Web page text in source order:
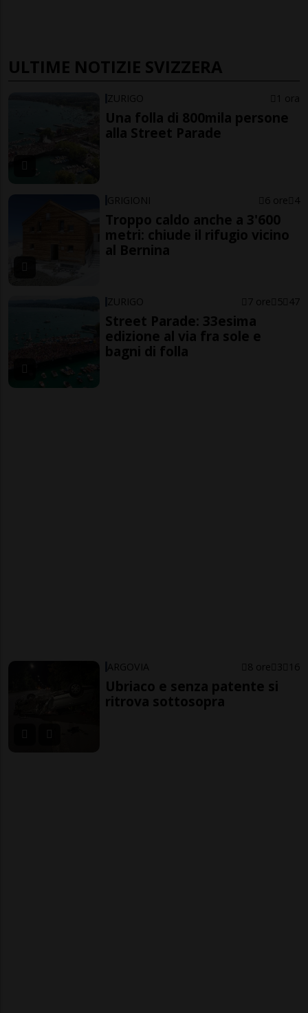
ULTIME NOTIZIE SVIZZERA
ZURIGO 1 ora
Una folla di 800mila persone
alla Street Parade
GRIGIONI 6 ore 4
Troppo caldo anche a 3'600
metri: chiude il rifugio vicino
al Bernina
ZURIGO 7 ore 5 47
Street Parade: 33esima
edizione al via fra sole e
bagni di folla
ARGOVIA 8 ore 3 16
Ubriaco e senza patente si
ritrova sottosopra